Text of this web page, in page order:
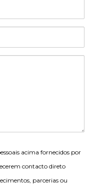
acima fornecidos por
contacto direto
parcerias ou